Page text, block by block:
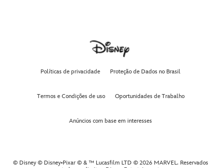
Políticas de privacidade Proteção de Dados no Brasil
Termos e Condições de uso Oportunidades de Trabalho
Anúncios com base em interesses
© Disney © Disney•Pixar © & ™ Lucasfilm LTD © 2026 MARVEL. Reservados